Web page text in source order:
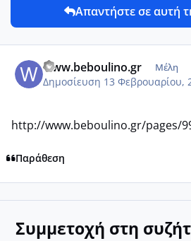
Απαντήστε σε αυτή
www.beboulino.gr Μέλη
Δημοσίευση 13 Φεβρουαρίου,
http://www.beboulino.gr/pages/
Παράθεση
Συμμετοχή στη